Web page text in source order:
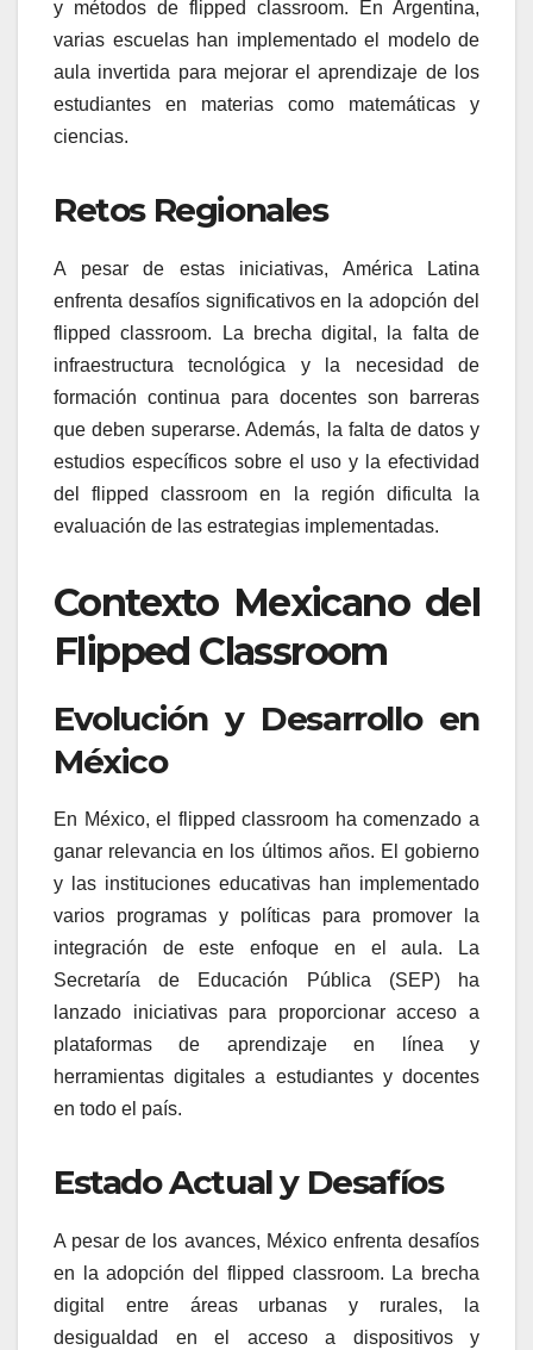
y métodos de flipped classroom. En Argentina,
varias escuelas han implementado el modelo de
aula invertida para mejorar el aprendizaje de los
estudiantes en materias como matemáticas y
ciencias.
Retos Regionales
A pesar de estas iniciativas, América Latina
enfrenta desafíos significativos en la adopción del
flipped classroom. La brecha digital, la falta de
infraestructura tecnológica y la necesidad de
formación continua para docentes son barreras
que deben superarse. Además, la falta de datos y
estudios específicos sobre el uso y la efectividad
del flipped classroom en la región dificulta la
evaluación de las estrategias implementadas.
Contexto Mexicano del
Flipped Classroom
Evolución y Desarrollo en
México
En México, el flipped classroom ha comenzado a
ganar relevancia en los últimos años. El gobierno
y las instituciones educativas han implementado
varios programas y políticas para promover la
integración de este enfoque en el aula. La
Secretaría de Educación Pública (SEP) ha
lanzado iniciativas para proporcionar acceso a
plataformas de aprendizaje en línea y
herramientas digitales a estudiantes y docentes
en todo el país.
Estado Actual y Desafíos
A pesar de los avances, México enfrenta desafíos
en la adopción del flipped classroom. La brecha
digital entre áreas urbanas y rurales, la
desigualdad en el acceso a dispositivos y